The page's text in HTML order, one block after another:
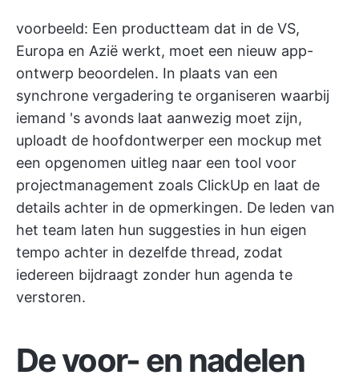
voorbeeld: Een productteam dat in de VS,
Europa en Azië werkt, moet een nieuw app-
ontwerp beoordelen. In plaats van een
synchrone vergadering te organiseren waarbij
iemand 's avonds laat aanwezig moet zijn,
uploadt de hoofdontwerper een mockup met
een opgenomen uitleg naar een tool voor
projectmanagement zoals ClickUp en laat de
details achter in de opmerkingen. De leden van
het team laten hun suggesties in hun eigen
tempo achter in dezelfde thread, zodat
iedereen bijdraagt zonder hun agenda te
verstoren.
De voor- en nadelen